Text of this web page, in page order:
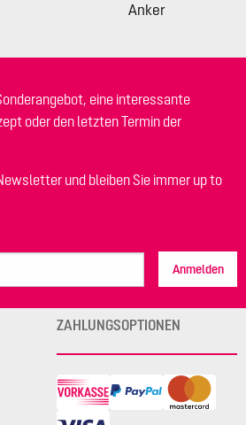
Anker
eine interessante
oder den letzten Termin der
und bleiben Sie immer up to
Anmelden
ZAHLUNGSOPTIONEN